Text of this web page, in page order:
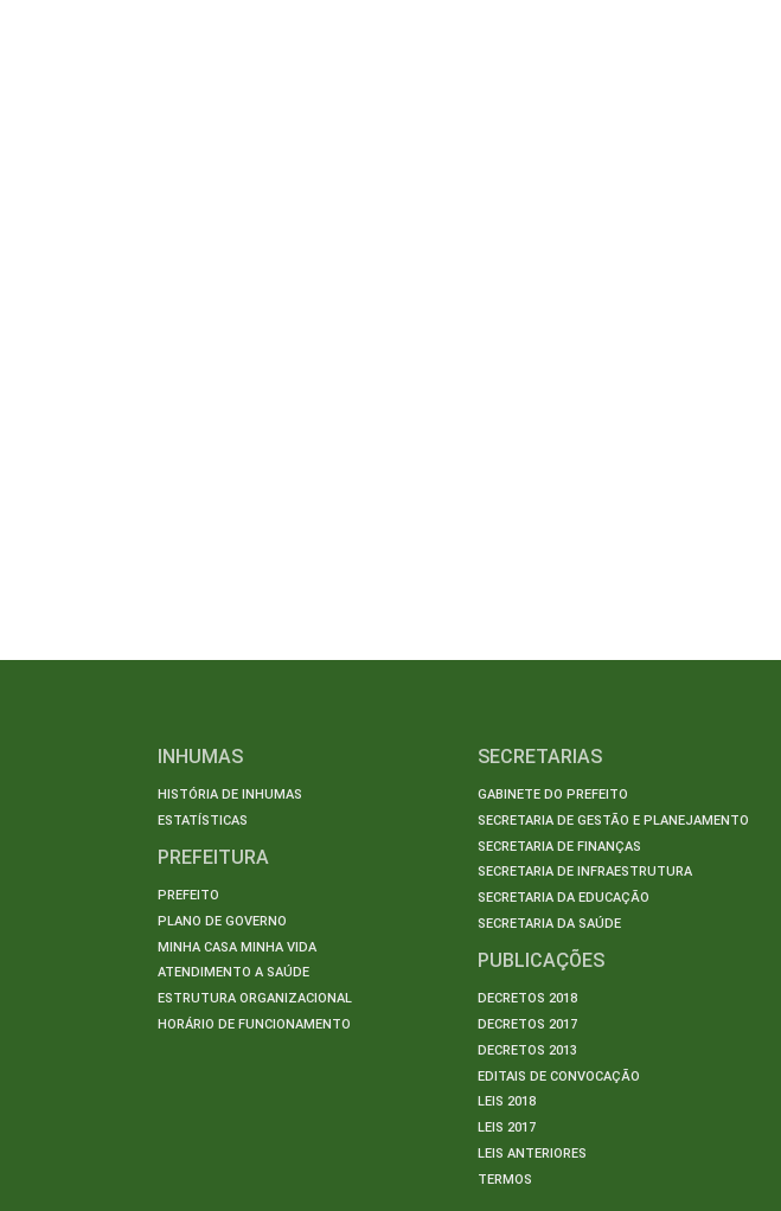
INHUMAS
HISTÓRIA DE INHUMAS
ESTATÍSTICAS
PREFEITURA
PREFEITO
PLANO DE GOVERNO
MINHA CASA MINHA VIDA
ATENDIMENTO A SAÚDE
ESTRUTURA ORGANIZACIONAL
HORÁRIO DE FUNCIONAMENTO
SECRETARIAS
GABINETE DO PREFEITO
SECRETARIA DE GESTÃO E PLANEJAMENTO
SECRETARIA DE FINANÇAS
SECRETARIA DE INFRAESTRUTURA
SECRETARIA DA EDUCAÇÃO
SECRETARIA DA SAÚDE
PUBLICAÇÕES
DECRETOS 2018
DECRETOS 2017
DECRETOS 2013
EDITAIS DE CONVOCAÇÃO
LEIS 2018
LEIS 2017
LEIS ANTERIORES
TERMOS